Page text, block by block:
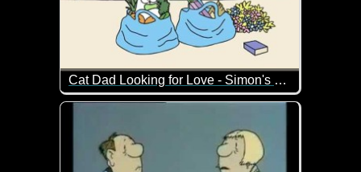
Cat Dad Looking for Love - Simon's Cat
Simon's Cat will seinem Herrchen ganz